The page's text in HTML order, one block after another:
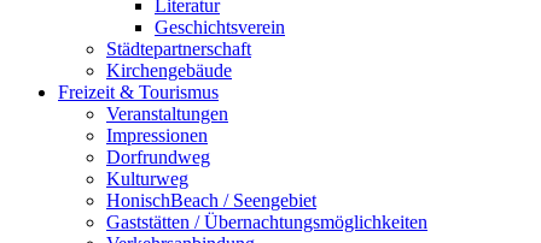
Literatur
Geschichtsverein
Städtepartnerschaft
Kirchengebäude
Freizeit & Tourismus
Veranstaltungen
Impressionen
Dorfrundweg
Kulturweg
HonischBeach / Seengebiet
Gaststätten / Übernachtungsmöglichkeiten